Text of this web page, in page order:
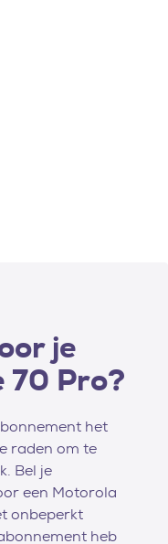
je
70 Pro?
het
raden om te
Bel je
een Motorola
onbeperkt
heb